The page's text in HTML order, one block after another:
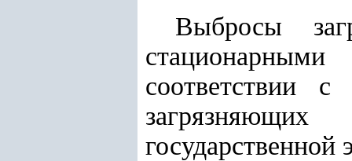
Выбросы
соответствии
государственной